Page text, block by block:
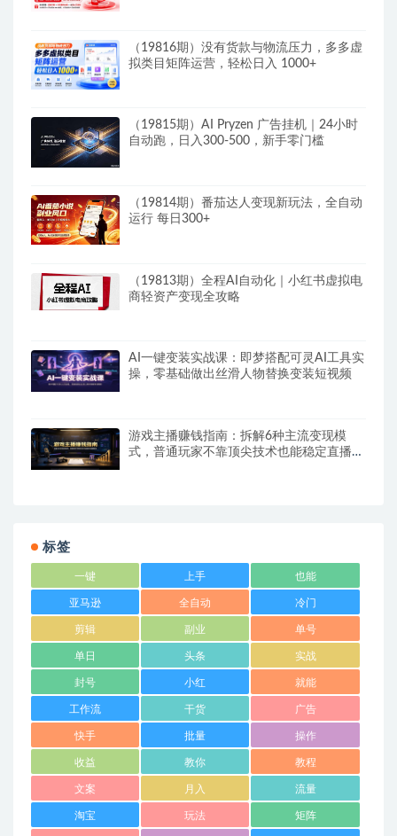
（19816期）没有货款与物流压力，多多虚
拟类目矩阵运营，轻松日入 1000+
（19815期）AI Pryzen 广告挂机｜24小时
自动跑，日入300-500，新手零门槛
（19814期）番茄达人变现新玩法，全自动
运行 每日300+
（19813期）全程AI自动化｜小红书虚拟电
商轻资产变现全攻略
AI一键变装实战课：即梦搭配可灵AI工具实
操，零基础做出丝滑人物替换变装短视频
游戏主播赚钱指南：拆解6种主流变现模
式，普通玩家不靠顶尖技术也能稳定直播增
标签
一键 上手 也能
亚马逊 全自动 冷门
剪辑 副业 单号
单日 头条 实战
封号 小红 就能
工作流 干货 广告
快手 批量 操作
收益 教你 教程
文案 月入 流量
淘宝 玩法 矩阵